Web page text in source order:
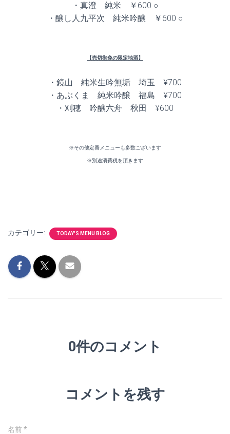
・真澄 純米 ￥600 ○
・醸し人九平次 純米吟醸 ￥600 ○
【売切御免の限定地酒】
・鏡山 純米生吟無垢 埼玉 ¥700
・あぶくま 純米吟醸 福島 ¥700
・刈穂 吟醸六舟 秋田 ¥600
※その他定番メニューも多数ございます
※別途消費税を頂きます
カテゴリー: TODAY'S MENU BLOG
0件のコメント
コメントを残す
名前*